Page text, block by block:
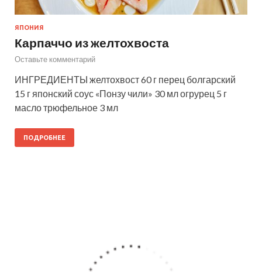
ЯПОНИЯ
Карпаччо из желтохвоста
Оставьте комментарий
ИНГРЕДИЕНТЫ желтохвост 60 г перец болгарский
15 г японский соус «Понзу чили» 30 мл огрурец 5 г
масло трюфельное 3 мл
ПОДРОБНЕЕ